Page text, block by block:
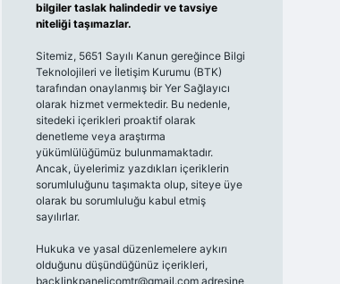
bilgiler taslak halindedir ve tavsiye
niteliği taşımazlar.
Sitemiz, 5651 Sayılı Kanun gereğince Bilgi
Teknolojileri ve İletişim Kurumu (BTK)
tarafından onaylanmış bir Yer Sağlayıcı
olarak hizmet vermektedir. Bu nedenle,
sitedeki içerikleri proaktif olarak
denetleme veya araştırma
yükümlülüğümüz bulunmamaktadır.
Ancak, üyelerimiz yazdıkları içeriklerin
sorumluluğunu taşımakta olup, siteye üye
olarak bu sorumluluğu kabul etmiş
sayılırlar.
Hukuka ve yasal düzenlemelere aykırı
olduğunu düşündüğünüz içerikleri,
backlinkpanelicomtr@gmail.comadresine